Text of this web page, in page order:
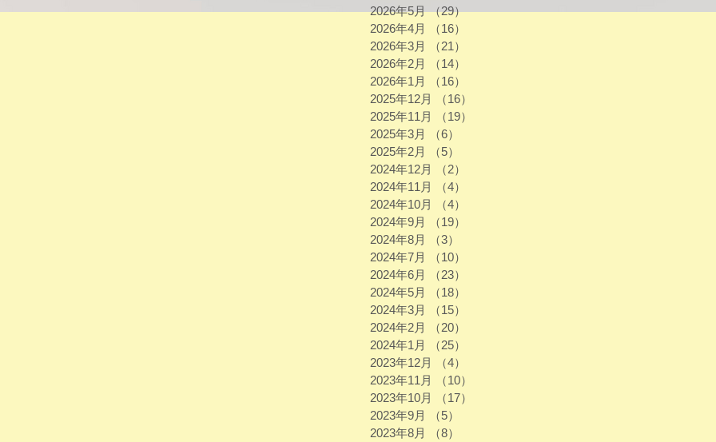
2026年5月 （29）29件の記事
2026年4月
（16）
2026年3月
（21）
2026年2月
（14）
2026年1月
（16）
2025年12月
（16）
2025年11月
（19）
2025年3月
（6）
2025年2月
（5）
2024年12月
（2）
2024年11月
（4）
2024年10月
（4）
2024年9月
（19）
2024年8月
（3）
2024年7月
（10）
2024年6月
（23）
2024年5月
（18）
2024年3月
（15）
2024年2月
（20）
2024年1月
（25）
2023年12月
（4）
2023年11月
（10）
2023年10月
（17）
2023年9月
（5）
2023年8月
（8）